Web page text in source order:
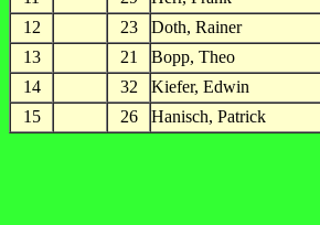
12 23 Doth, Rainer
13 21 Bopp, Theo
14 32 Kiefer, Edwin
15 26 Hanisch, Patrick